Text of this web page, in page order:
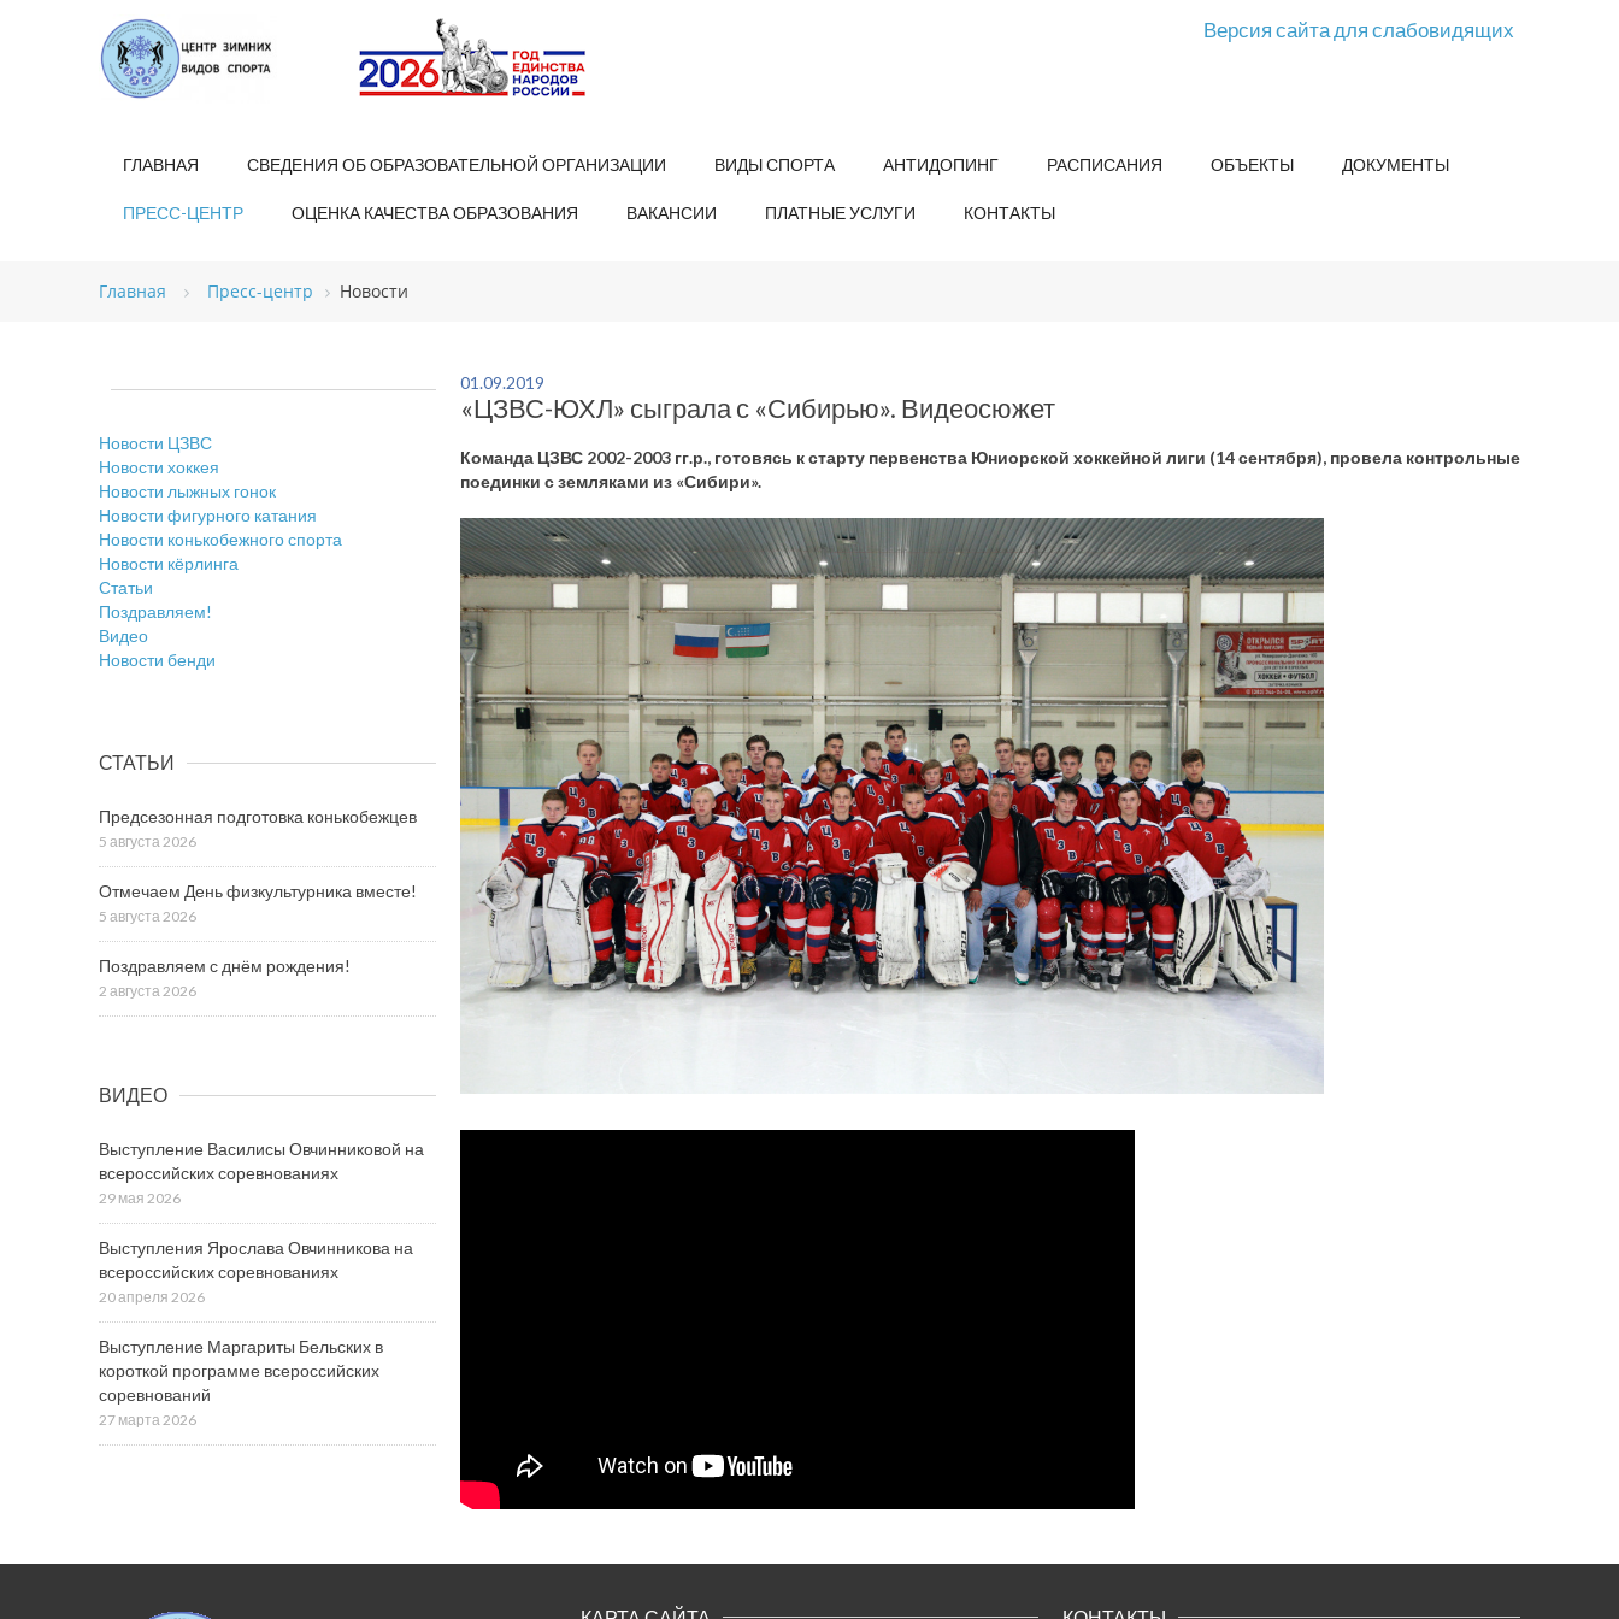
Версия сайта для слабовидящих
ГЛАВНАЯ СВЕДЕНИЯ ОБ ОБРАЗОВАТЕЛЬНОЙ ОРГАНИЗАЦИИ ВИДЫ СПОРТА АНТИДОПИНГ РАСПИСАНИЯ ОБЪЕКТЫ ДОКУМЕНТЫ
ПРЕСС-ЦЕНТР ОЦЕНКА КАЧЕСТВА ОБРАЗОВАНИЯ ВАКАНСИИ ПЛАТНЫЕ УСЛУГИ КОНТАКТЫ
Главная Пресс-центр Новости
01.09.2019
«ЦЗВС-ЮХЛ» сыграла с «Сибирью». Видеосюжет
Команда ЦЗВС 2002-2003 гг.р., готовясь к старту первенства Юниорской хоккейной лиги (14 сентября), провела контрольные
поединки с земляками из «Сибири».
Новости ЦЗВС
Новости хоккея
Новости лыжных гонок
Новости фигурного катания
Новости конькобежного спорта
Новости кёрлинга
Статьи
Поздравляем!
Видео
Новости бенди
СТАТЬИ
Предсезонная подготовка конькобежцев
5 августа 2026
Отмечаем День физкультурника вместе!
5 августа 2026
Поздравляем с днём рождения!
2 августа 2026
ВИДЕО
Выступление Василисы Овчинниковой на
всероссийских соревнованиях
29 мая 2026
Выступления Ярослава Овчинникова на
всероссийских соревнованиях
20 апреля 2026
Выступление Маргариты Бельских в
короткой программе всероссийских
соревнований
27 марта 2026